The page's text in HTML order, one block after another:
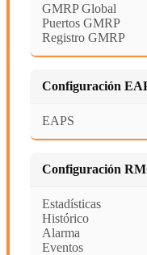
GMRP Global
Puertos GMRP
Registro GMRP
Configuración
EAPS
Configuración
Estadísticas
Histórico
Alarma
Eventos